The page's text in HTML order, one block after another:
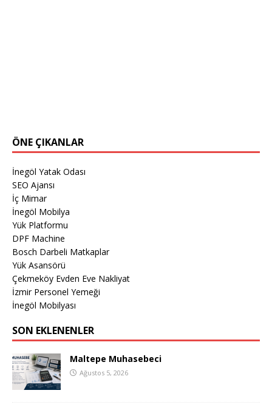
ÖNE ÇIKANLAR
İnegöl Yatak Odası
SEO Ajansı
İç Mimar
İnegöl Mobilya
Yük Platformu
DPF Machine
Bosch Darbeli Matkaplar
Yük Asansörü
Çekmeköy Evden Eve Nakliyat
İzmir Personel Yemeği
İnegöl Mobilyası
SON EKLENENLER
Maltepe Muhasebeci
Ağustos 5, 2026